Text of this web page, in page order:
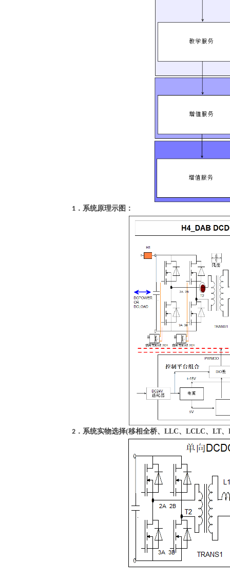
1 ．系统原理示图：
2 ．系统实物选择(移相全桥、LLC、LCLC、LT